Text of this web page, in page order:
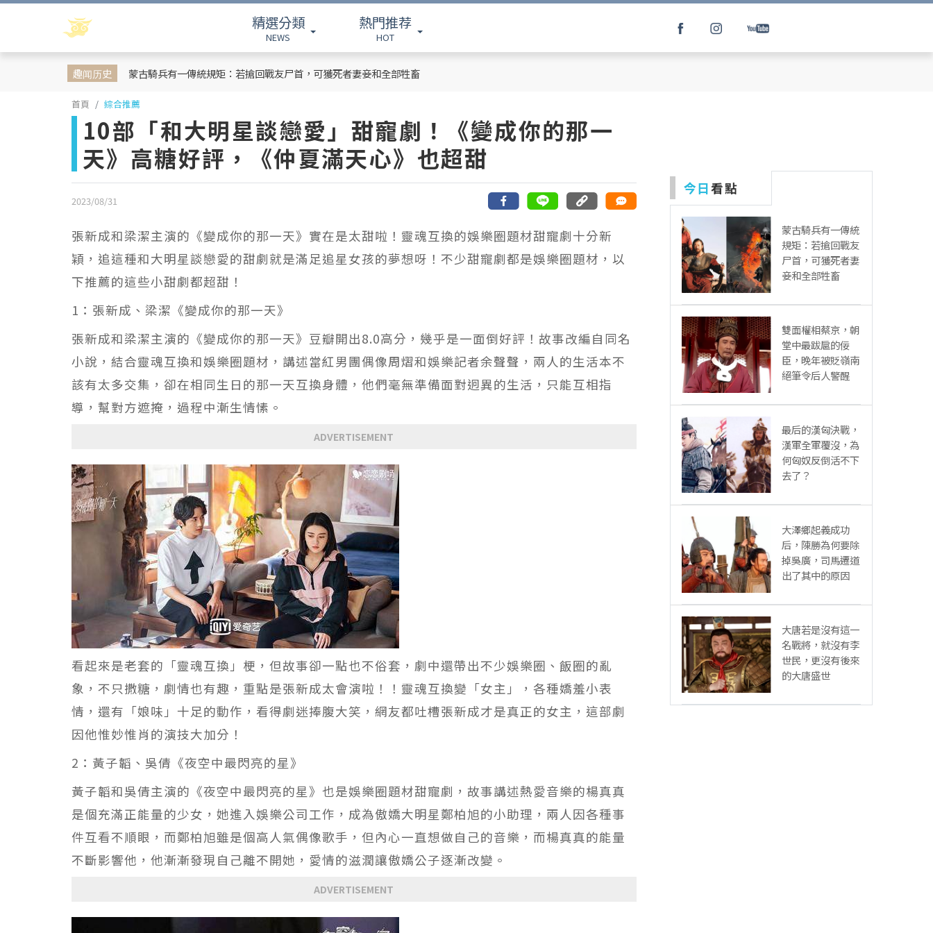
精選分類
NEWS
熱門推荐
HOT
趣闻历史 蒙古騎兵有一傳統規矩：若搶回戰友尸首，可獲死者妻妾和全部牲畜
首頁 綜合推薦
10部「和大明星談戀愛」甜寵劇！《變成你的那一
天》高糖好評，《仲夏滿天心》也超甜
2023/08/31
張新成和梁潔主演的《變成你的那一天》實在是太甜啦！靈魂互換的娛樂圈題材甜寵劇十分新
穎，追這種和大明星談戀愛的甜劇就是滿足追星女孩的夢想呀！不少甜寵劇都是娛樂圈題材，以
下推薦的這些小甜劇都超甜！
1：張新成、梁潔《變成你的那一天》
張新成和梁潔主演的《變成你的那一天》豆瓣開出8.0高分，幾乎是一面倒好評！故事改編自同名
小說，結合靈魂互換和娛樂圈題材，講述當紅男團偶像周熠和娛樂記者余聲聲，兩人的生活本不
該有太多交集，卻在相同生日的那一天互換身體，他們毫無準備面對迥異的生活，只能互相指
導，幫對方遮掩，過程中漸生情愫。
ADVERTISEMENT
看起來是老套的「靈魂互換」梗，但故事卻一點也不俗套，劇中還帶出不少娛樂圈、飯圈的亂
象，不只撒糖，劇情也有趣，重點是張新成太會演啦！！靈魂互換變「女主」，各種嬌羞小表
情，還有「娘味」十足的動作，看得劇迷捧腹大笑，網友都吐槽張新成才是真正的女主，這部劇
因他惟妙惟肖的演技大加分！
2：黃子韜、吳倩《夜空中最閃亮的星》
黃子韜和吳倩主演的《夜空中最閃亮的星》也是娛樂圈題材甜寵劇，故事講述熱愛音樂的楊真真
是個充滿正能量的少女，她進入娛樂公司工作，成為傲嬌大明星鄭柏旭的小助理，兩人因各種事
件互看不順眼，而鄭柏旭雖是個高人氣偶像歌手，但內心一直想做自己的音樂，而楊真真的能量
不斷影響他，他漸漸發現自己離不開她，愛情的滋潤讓傲嬌公子逐漸改變。
ADVERTISEMENT
今日看點
蒙古騎兵有一傳統
規矩：若搶回戰友
尸首，可獲死者妻
妾和全部牲畜
雙面權相蔡京，朝
堂中最跋扈的佞
臣，晚年被貶嶺南
絕筆令后人警醒
最后的漢匈決戰，
漢軍全軍覆沒，為
何匈奴反倒活不下
去了？
大澤鄉起義成功
后，陳勝為何要除
掉吳廣，司馬遷道
出了其中的原因
大唐若是沒有這一
名戰將，就沒有李
世民，更沒有後來
的大唐盛世